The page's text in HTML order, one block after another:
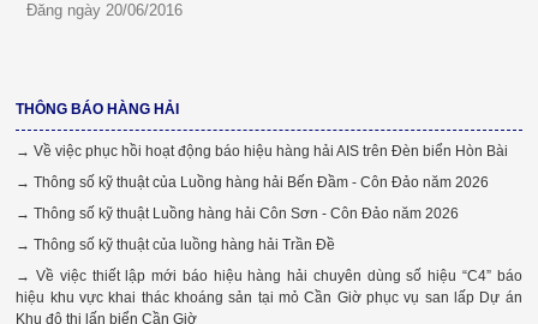
Đăng ngày 20/06/2016
THÔNG BÁO HÀNG HẢI
→ Về việc phục hồi hoạt động báo hiệu hàng hải AIS trên Đèn biển Hòn Bài
→ Thông số kỹ thuật của Luồng hàng hải Bến Đầm - Côn Đảo năm 2026
→ Thông số kỹ thuật Luồng hàng hải Côn Sơn - Côn Đảo năm 2026
→ Thông số kỹ thuật của luồng hàng hải Trần Đề
→ Về việc thiết lập mới báo hiệu hàng hải chuyên dùng số hiệu “C4” báo
hiệu khu vực khai thác khoáng sản tại mỏ Cần Giờ phục vụ san lấp Dự án
Khu đô thị lấn biển Cần Giờ